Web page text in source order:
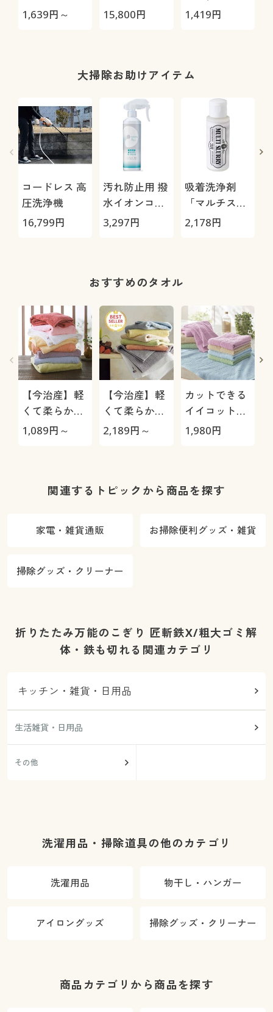
オル(無撚糸)
1,639円～
極-
15,800円
臭・パイル)
1,419円
大掃除お助けアイテム
コードレス 高
圧洗浄機
16,799円
汚れ防止用 撥
水イオンコー
ティング
3,297円
吸着洗浄剤
「マルチスラ
リー」2本組
2,178円
おすすめのタオル
【今治産】軽
くて柔らかい
タオル(1枚)
1,089円～
【今治産】軽
くて柔らかい
タオル(同色2
ものに
2,189円～
カットできる
イイコットン
製タオル(4枚
1,980円
関連するトピックから商品を探す
家電・雑貨通販 お掃除便利グッズ・雑貨
掃除グッズ・クリーナー
折りたたみ万能のこぎり 匠斬鉄X/粗大ゴミ解
体・鉄も切れる関連カテゴリ
キッチン・雑貨・日用品
生活雑貨・日用品
その他
洗濯用品・掃除道具の他のカテゴリ
洗濯用品 物干し・ハンガー
アイロングッズ 掃除グッズ・クリーナー
商品カテゴリから商品を探す